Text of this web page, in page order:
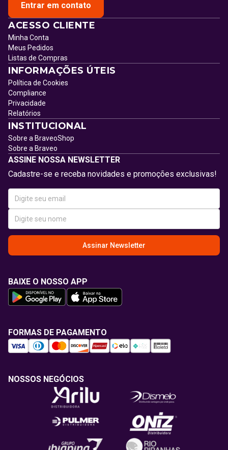
Entrar em contato
ACESSO CLIENTE
Minha Conta
Meus Pedidos
Listas de Compras
INFORMAÇÕES ÚTEIS
Política de Cookies
Compliance
Privacidade
Relatórios
INSTITUCIONAL
Sobre a BraveoShop
Sobre a Braveo
ASSINE NOSSA NEWSLETTER
Cadastre-se e receba novidades e promoções exclusivas!
Assinar Newsletter
BAIXE O NOSSO APP
FORMAS DE PAGAMENTO
NOSSOS NEGÓCIOS